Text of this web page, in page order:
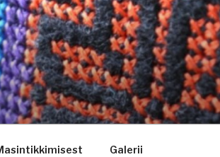
pusad, personaliseeritud
Galerii